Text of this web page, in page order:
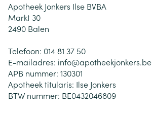
Apotheek Jonkers Ilse BVBA
Markt 30
2490 Balen
Telefoon: 014 81 37 50
E-mailadres: info@apotheekjonkers.be
APB nummer: 130301
Apotheek titularis: Ilse Jonkers
BTW nummer: BE0432046809